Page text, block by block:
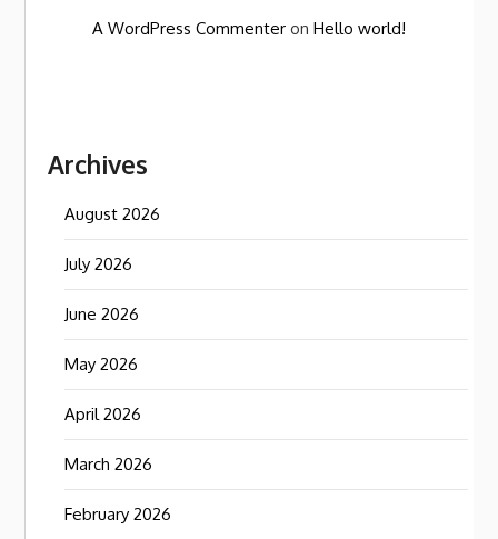
A WordPress Commenter onHello world!
Archives
August 2026
July 2026
June 2026
May 2026
April 2026
March 2026
February 2026